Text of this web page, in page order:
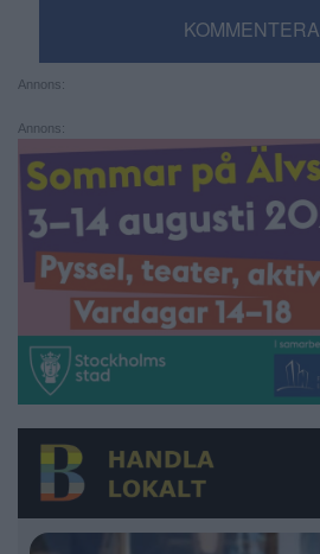
KOMMENTERA
Annons:
Annons: